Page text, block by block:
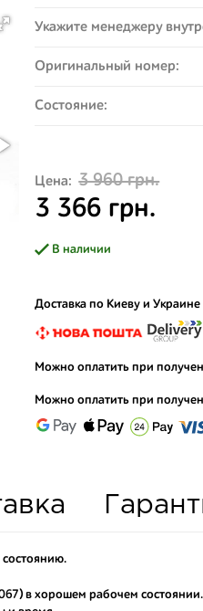
Укажите менеджеру
Оригинальный номер:
Состояние:
Цена: 3 960 грн.
3 366 грн.
В наличии
Доставка по Киеву и
Можно оплатить при
Можно оплатить при
состоянию.
в хорошем рабочем